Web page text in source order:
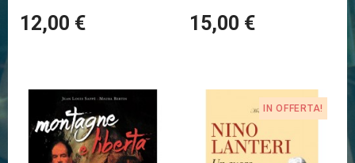
12,00 € 15,00 €
IN OFFERTA!